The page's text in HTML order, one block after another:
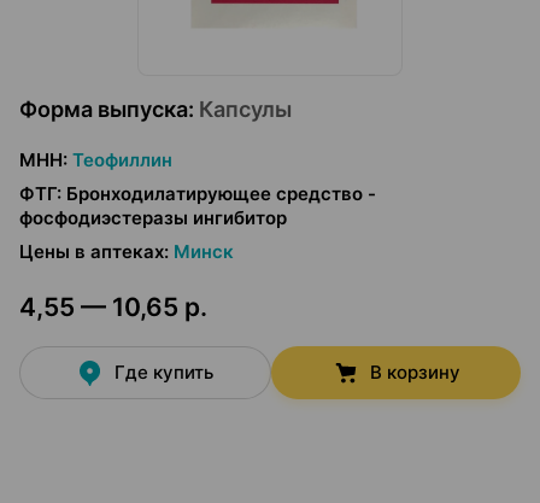
Форма выпуска: Капсулы
МНН: Теофиллин
ФТГ: Бронходилатирующее средство -
фосфодиэстеразы ингибитор
Цены в аптеках: Минск
4,55 — 10,65 р.
Где купить В корзину